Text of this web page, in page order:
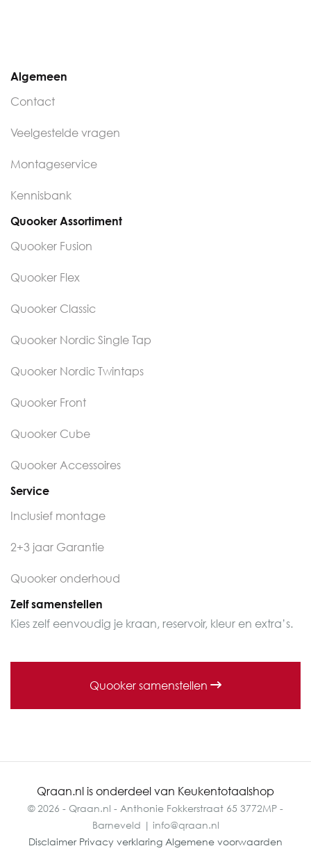
Algemeen
Contact
Veelgestelde vragen
Montageservice
Kennisbank
Quooker Assortiment
Quooker Fusion
Quooker Flex
Quooker Classic
Quooker Nordic Single Tap
Quooker Nordic Twintaps
Quooker Front
Quooker Cube
Quooker Accessoires
Service
Inclusief montage
2+3 jaar Garantie
Quooker onderhoud
Zelf samenstellen
Kies zelf eenvoudig je kraan, reservoir, kleur en extra’s.
Quooker samenstellen
Qraan.nl is onderdeel van Keukentotaalshop
© 2026 - Qraan.nl - Anthonie Fokkerstraat 65 3772MP -
Barneveld | info@qraan.nl
Disclaimer Privacy verklaring Algemene voorwaarden